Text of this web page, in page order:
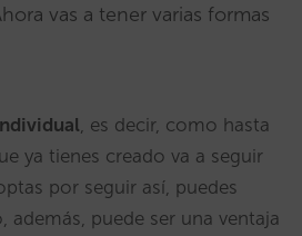
vas a tener varias formas
, es decir, como hasta
ya tienes creado va a seguir
por seguir así, puedes
además, puede ser una ventaja